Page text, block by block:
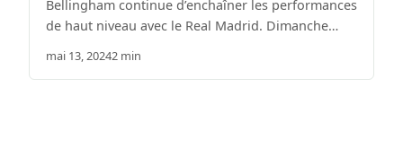
Bellingham continue d’enchaîner les performances
de haut niveau avec le Real Madrid. Dimanche…
mai 13, 20242 min